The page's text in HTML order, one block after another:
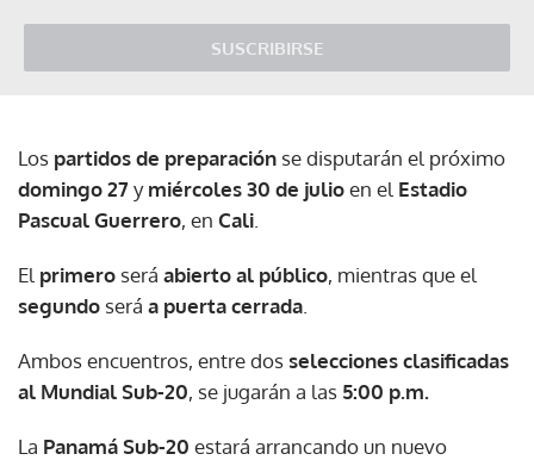
SUSCRIBIRSE
Los partidos de preparación se disputarán el próximo
domingo 27ymiércoles 30 de julioen el Estadio
Pascual Guerrero, en Cali
El primero será abierto al público, mientras que el
segundo será a puerta cerrada
Ambos encuentros, entre dosselecciones clasificadas
al Mundial Sub-20, se jugarán a las 5:00 p.m.
La Panamá Sub-20 estará arrancando un nuevo